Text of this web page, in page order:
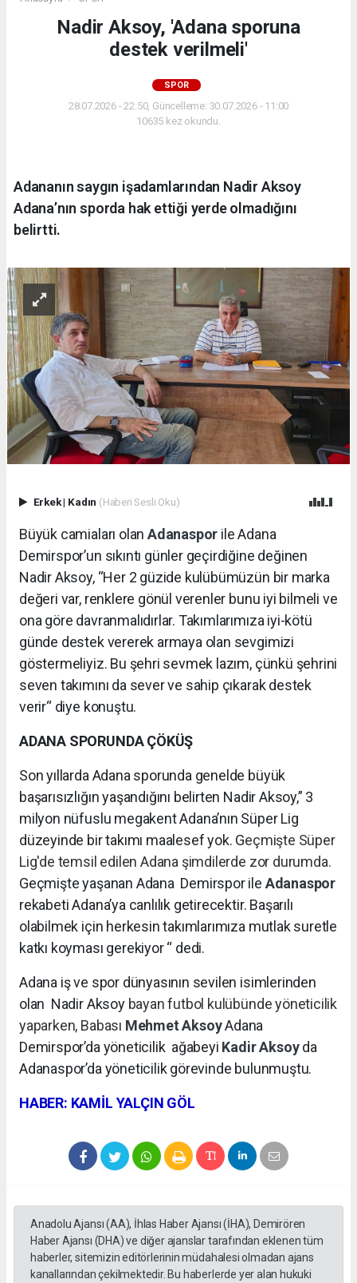
Nadir Aksoy, 'Adana sporuna
destek verilmeli'
SPOR
28.07.2026 - 22:50, Güncelleme: 30.07.2026 - 11:00
10635 kez okundu.
Adananın saygın işadamlarından Nadir Aksoy
Adana’nın sporda hak ettiği yerde olmadığını
belirtti.
Erkek| Kadın (Haberi Sesli Oku)
Büyük camiaları olan Adanaspor ile Adana
Demirspor’un sıkıntı günler geçirdiğine değinen
Nadir Aksoy, “Her 2 güzide kulübümüzün bir marka
değeri var, renklere gönül verenler bunu iyi bilmeli ve
ona göre davranmalıdırlar. Takımlarımıza iyi-kötü
günde destek vererek armaya olan sevgimizi
göstermeliyiz. Bu şehri sevmek lazım, çünkü şehrini
seven takımını da sever ve sahip çıkarak destek
verir“ diye konuştu.
ADANA SPORUNDA ÇÖKÜŞ
Son yıllarda Adana sporunda genelde büyük
başarısızlığın yaşandığını belirten Nadir Aksoy,” 3
milyon nüfuslu megakent Adana’nın Süper Lig
düzeyinde bir takımı maalesef yok. Geçmişte Süper
Lig'de temsil edilen Adana şimdilerde zor durumda.
Geçmişte yaşanan Adana Demirspor ile Adanaspor
rekabeti Adana’ya canlılık getirecektir. Başarılı
olabilmek için herkesin takımlarımıza mutlak suretle
katkı koyması gerekiyor “ dedi.
Adana iş ve spor dünyasının sevilen isimlerinden
olan Nadir Aksoy bayan futbol kulübünde yöneticilik
yaparken, Babası Mehmet AksoyAdana
Demirspor’da yöneticilik ağabeyi Kadir Aksoyda
Adanaspor’da yöneticilik görevinde bulunmuştu.
HABER: KAMİL YALÇIN GÖL
Anadolu Ajansı (AA), İhlas Haber Ajansı (İHA), Demirören
Haber Ajansı (DHA) ve diğer ajanslar tarafından eklenen tüm
haberler, sitemizin editörlerinin müdahalesi olmadan ajans
kanallarından çekilmektedir. Bu haberlerde yer alan hukuki